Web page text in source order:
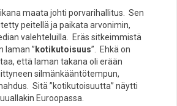
maata johti porvarihallitus. Sen
peitellä ja paikata arvonimin,
valehteluilla. Eräs sitkeimmistä
laman ” kotikutoisuus”. Ehkä on
että laman takana oli erään
silmänkääntötempun,
Sitä ”kotikutoisuutta” näytti
Euroopassa.